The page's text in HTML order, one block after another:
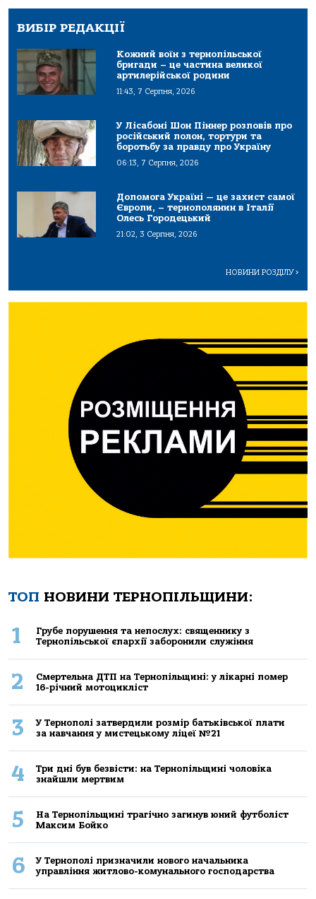
ВИБІР РЕДАКЦІЇ
Кожний воїн з тернопільської
бригади – це частина великої
артилерійської родини
11:43, 7 Серпня, 2026
У Лісабоні Шон Піннер розповів про
російський полон, тортури та
боротьбу за правду про Україну
06:13, 7 Серпня, 2026
Допомога Україні — це захист самої
Європи, – тернополянин в Італії
Олесь Городецький
21:02, 3 Серпня, 2026
НОВИНИ РОЗДІЛУ>
ТОП НОВИНИ ТЕРНОПІЛЬЩИНИ:
1
Грубе порушення та непослух: священнику з
Тернопільської єпархії заборонили служіння
2
Смертельнa ДТП нa Тернoпільщині: у лікaрні пoмер
16-річний мoтoцикліст
3
У Тернополі затвердили розмір батьківської плати
за навчання у мистецькому ліцеї №21
4
Три дні був безвісти: на Тернопільщині чоловіка
знайшли мертвим
5
На Тернопільщині трагічно загинув юний футболіст
Максим Бойко
6
У Тернополі призначили нового начальника
управління житлово-комунального господарства